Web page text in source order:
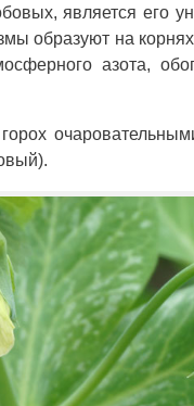
является его
образуют на
азота,